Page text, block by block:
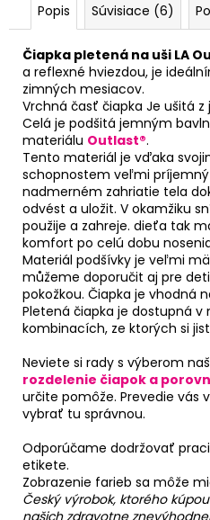
Popis Súvisiace (6)
Čiapka pletená na uši LA
a reflexné hviezdou, je
zimných mesiacov.
Vrchná časť čiapka Je ušitá
Celá je podšitá jemným
materiálu Outlast®.
Tento materiál je vďaka
schopnostem veľmi príjemný
nadmerném zahriatie tela
odvést a uložit. V okamžiku
použije a zahreje. dieťa tak
komfort po celú dobu
Materiál podšívky je veľmi
můžeme doporučit aj pre
pokožkou. Čiapka je vhodná
Pletená čiapka je dostupná v
kombinacích, ze ktorých si
Neviete si rady s výberom
rozdelenie čiapok a
určite pomôže. Prevedie vás
vybrať tu správnou.
Odporúčame dodržovať
etikete.
Zobrazenie farieb sa môže
Český výrobok, ktorého
našich zdravotne